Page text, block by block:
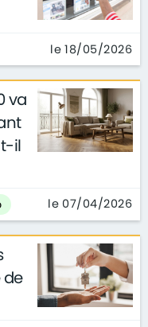
le 18/05/2026
va
il
le 07/04/2026
de